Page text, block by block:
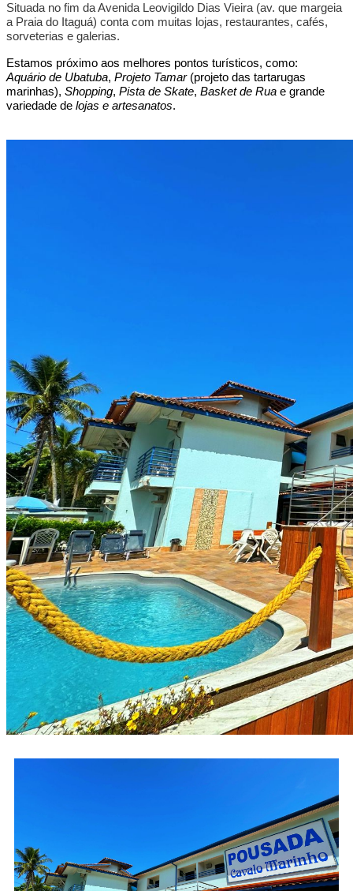
Situada no fim da Avenida Leovigildo Dias Vieira (av. que margeia
a Praia do Itaguá) conta com muitas lojas, restaurantes, cafés,
sorveterias e galerias.
Estamos próximo aos melhores pontos turísticos, como:
Aquário de Ubatuba, Projeto Tamar (projeto das tartarugas
marinhas), Shopping, Pista de Skate, Basket de Rua e grande
variedade de lojas e artesanatos.